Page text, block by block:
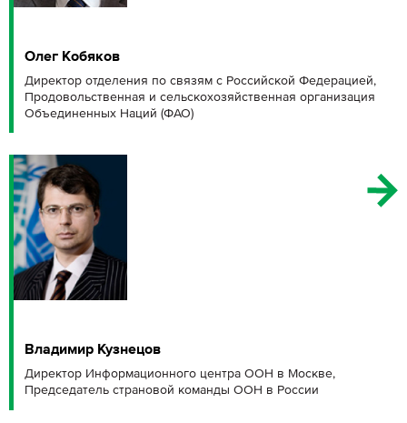
Олег Кобяков
Директор отделения по связям с Российской Федерацией,
Продовольственная и сельскохозяйственная организация
Объединенных Наций (ФАО)
Владимир Кузнецов
Директор Информационного центра ООН в Москве,
Председатель страновой команды ООН в России